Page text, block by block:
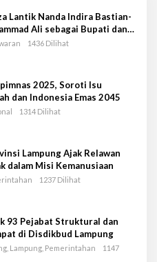
Lantik Nanda Indira Bastian-
Ali sebagai Bupati dan
Periode 2025-2030
1436 Dilihat
2025, Soroti Isu
dan Indonesia Emas 2045
1314 Dilihat
Lampung Ajak Relawan
dalam Misi Kemanusiaan
1237 Dilihat
93 Pejabat Struktural dan
di Disdikbud Lampung
Lampung, Pemerintahan
1147